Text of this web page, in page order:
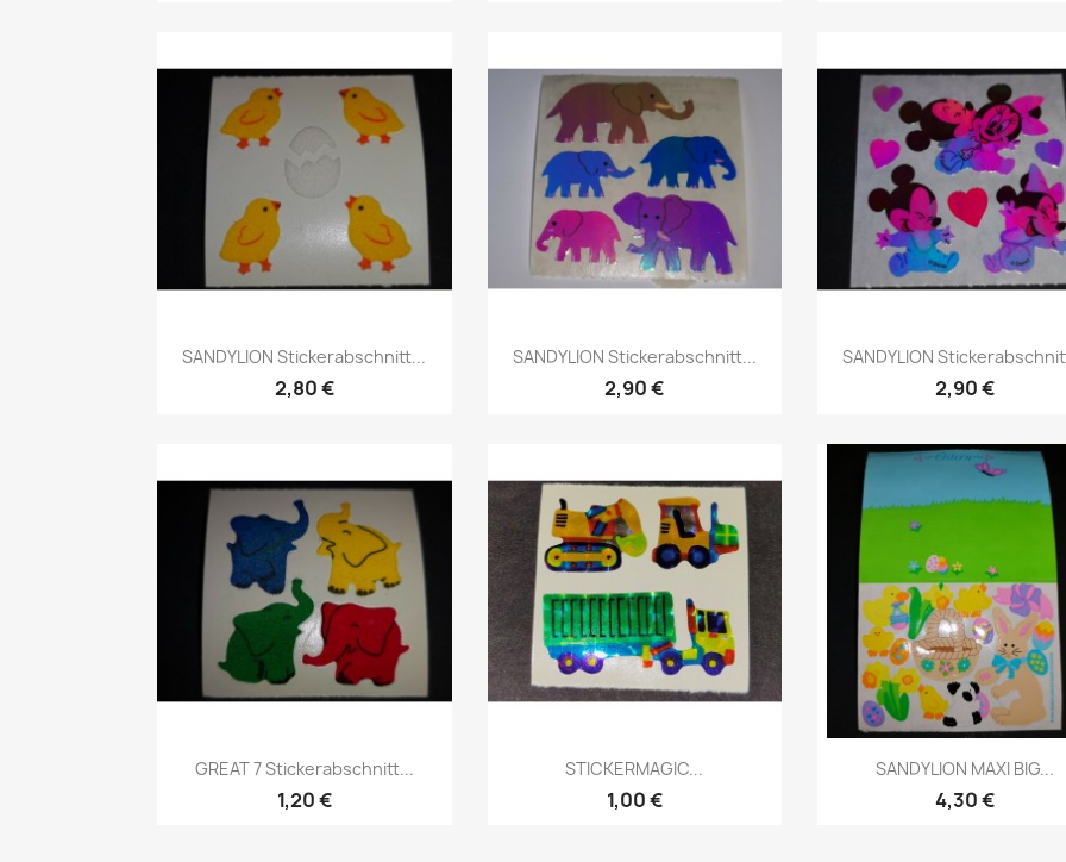
SANDYLION Stickerabschnitt...
2,80 €
SANDYLION Stickerabschnitt...
2,90 €
SANDYLION
2,90 €
GREAT 7 Stickerabschnitt...
1,20 €
STICKERMAGIC...
1,00 €
SANDYLION MAXI BIG...
4,30 €